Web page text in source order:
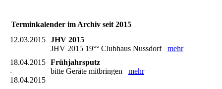
Terminkalender im Archiv seit 2015
12.03.2015 JHV 2015
JHV 2015 19°° Clubhaus Nussdorf mehr
18.04.2015
-
18.04.2015
Frühjahrsputz
bitte Geräte mitbringen mehr